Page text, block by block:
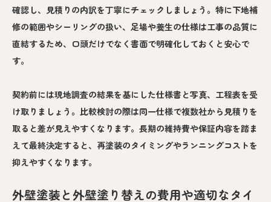
確認し、見積りの内訳を丁寧にチェックしましょう。特に下地補
修の範囲やシーリングの扱い、足場や養生の仕様は工事の品質に
直結するため、口頭だけでなく書面で明確化しておくと安心で
す。
契約前には現地調査の結果を基にした仕様書と写真、工程表を受
け取りましょう。比較検討の際は同一仕様で複数社から見積りを
取ると差が見えやすくなります。長期の維持費や保証内容を踏ま
えて最終決定すると、再塗装のタイミングやランニングコストを
抑えやすくなります。
外壁塗装と外壁塗り替えの費用や適切なタイ